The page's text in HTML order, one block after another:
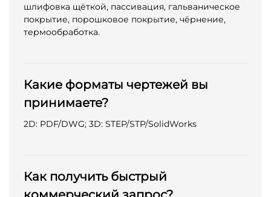
шлифовка щёткой, пассивация, гальваническое
покрытие, порошковое покрытие, чёрнение,
термообработка.
Какие форматы чертежей вы
принимаете?
2D: PDF/DWG; 3D: STEP/STP/SolidWorks
Как получить быстрый